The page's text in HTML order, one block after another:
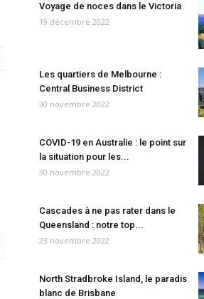
Voyage de noces dans le Victoria
19 décembre 2022
Les quartiers de Melbourne :
Central Business District
30 novembre 2022
COVID-19 en Australie : le point sur
la situation pour les...
30 novembre 2022
Cascades à ne pas rater dans le
Queensland : notre top...
23 novembre 2022
North Stradbroke Island, le paradis
blanc de Brisbane